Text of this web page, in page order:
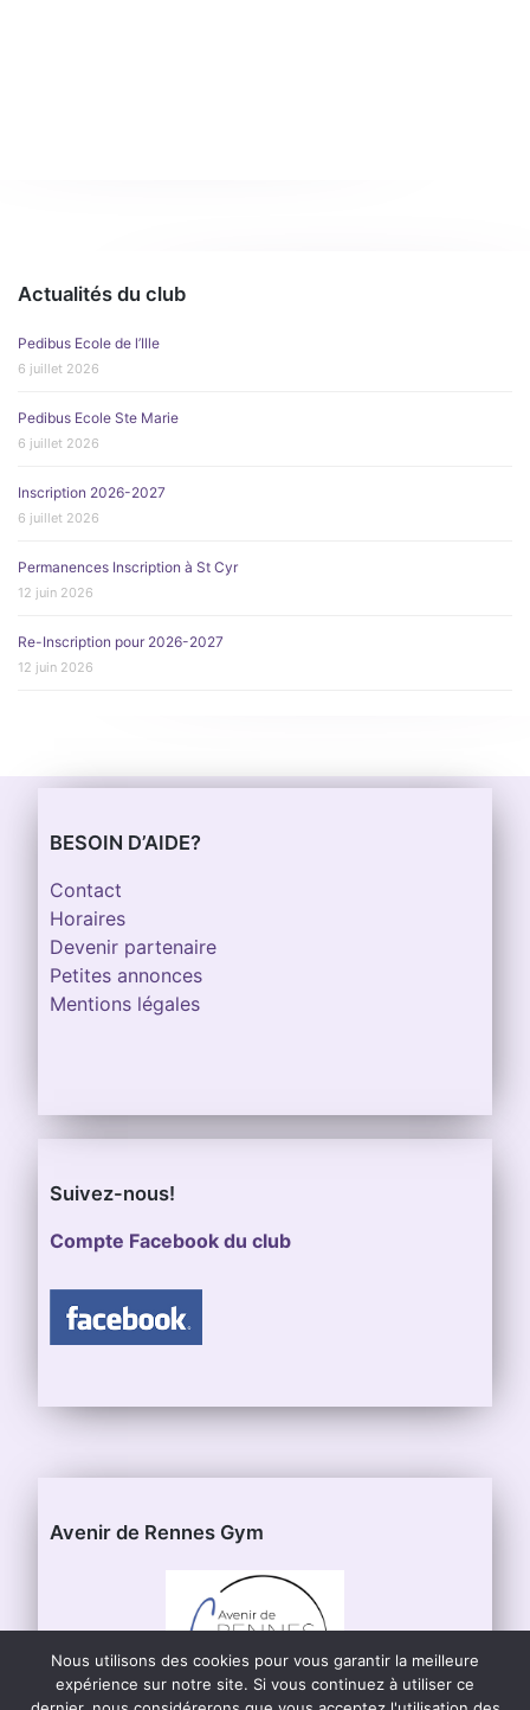
Actualités du club
Pedibus Ecole de l’Ille
6 juillet 2026
Pedibus Ecole Ste Marie
6 juillet 2026
Inscription 2026-2027
6 juillet 2026
Permanences Inscription à St Cyr
12 juin 2026
Re-Inscription pour 2026-2027
12 juin 2026
BESOIN D’AIDE?
Contact
Horaires
Devenir partenaire
Petites annonces
Mentions légales
Suivez-nous!
Compte Facebook du club
Avenir de Rennes Gym
Nous utilisons des cookies pour vous garantir la meilleure
expérience sur notre site. Si vous continuez à utiliser ce